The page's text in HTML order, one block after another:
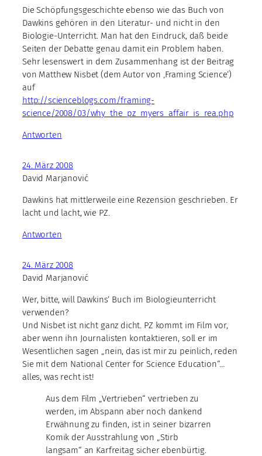
Die Schöpfungsgeschichte ebenso wie das Buch von
Dawkins gehören in den Literatur- und nicht in den
Biologie-Unterricht. Man hat den Eindruck, daß beide
Seiten der Debatte genau damit ein Problem haben.
Sehr lesenswert in dem Zusammenhang ist der Beitrag
von Matthew Nisbet (dem Autor von ‚Framing Science‘)
auf
http://scienceblogs.com/framing-
science/2008/03/why_the_pz_myers_affair_is_rea.php
Antworten
24. März 2008
David Marjanović
Dawkins hat mittlerweile eine Rezension geschrieben. Er
lacht und lacht, wie PZ.
Antworten
24. März 2008
David Marjanović
Wer, bitte, will Dawkins‘ Buch im Biologieunterricht
verwenden?
Und Nisbet ist nicht ganz dicht. PZ kommt im Film vor,
aber wenn ihn Journalisten kontaktieren, soll er im
Wesentlichen sagen „nein, das ist mir zu peinlich, reden
Sie mit dem National Center for Science Education“…
alles, was recht ist!
Aus dem Film „Vertrieben“ vertrieben zu
werden, im Abspann aber noch dankend
Erwähnung zu finden, ist in seiner bizarren
Komik der Ausstrahlung von „Stirb
langsam“ an Karfreitag sicher ebenbürtig.